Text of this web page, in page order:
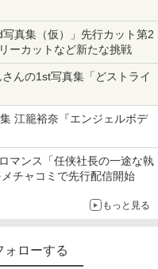
」に決定
真集（仮）」先行カット第2
ーカットなど新たな挑戦
んの1st写真集「どストライ
江籠裕奈『エンジェルボデ
マンス「任侠社長の一途な執
チャコミで先行配信開始
もっと見る
ォローする